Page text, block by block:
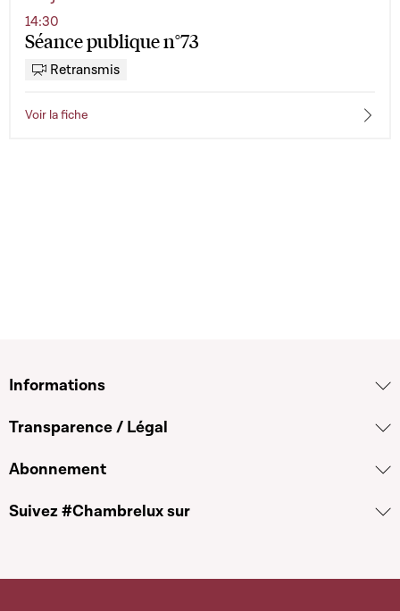
Séance publique n°73
14:30
Retransmis
Voir la fiche
Informations
Transparence / Légal
Abonnement
Suivez #Chambrelux sur